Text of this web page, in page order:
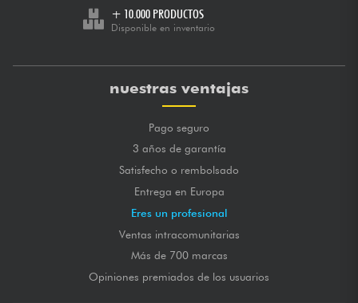
+ 10.000 PRODUCTOS
Disponible en inventario
nuestras ventajas
Pago seguro
3 años de garantía
Satisfecho o rembolsado
Entrega en Europa
Eres un profesional
Ventas intracomunitarias
Más de 700 marcas
Opiniones premiados de los usuarios